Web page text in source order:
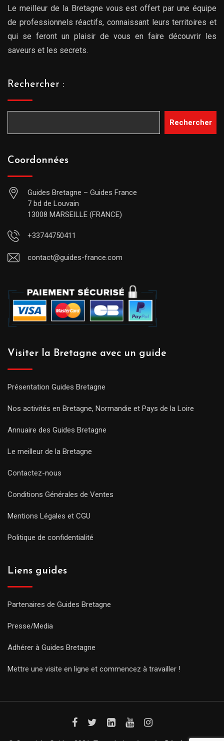
Le meilleur de la Bretagne vous est offert par une équipe
de professionnels réactifs, connaissant leurs territoires et
qui se feront un plaisir de vous en faire découvrir les
saveurs et les secrets.
Rechercher :
Rechercher
Coordonnées
Guides Bretagne – Guides France
7 bd de Louvain
13008 MARSEILLE (FRANCE)
+33744750411
contact@guides-france.com
Visiter la Bretagne avec un guide
Présentation Guides Bretagne
Nos activités en Bretagne, Normandie et Pays de la Loire
Annuaire des Guides Bretagne
Le meilleur de la Bretagne
Contactez-nous
Conditions Générales de Ventes
Mentions Légales et CGU
Politique de confidentialité
Liens guides
Partenaires de Guides Bretagne
Presse/Media
Adhérer à Guides Bretagne
Mettre une visite en ligne et commencez à travailler !